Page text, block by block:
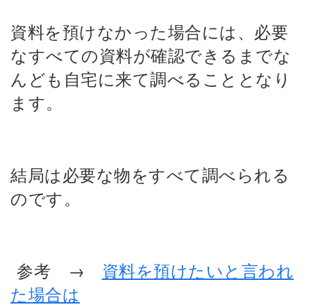
資料を預けなかった場合には、必要
なすべての資料が確認できるまでな
んども自宅に来て調べることとなり
ます。
結局は必要な物をすべて調べられる
のです。
参考 → 資料を預けたいと言われ
た場合は